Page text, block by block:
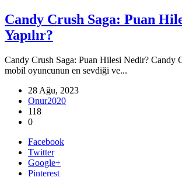
Candy Crush Saga: Puan
Yapılır?
Candy Crush Saga: Puan Hilesi Nedir? Candy
mobil oyuncunun en sevdiği ve...
28 Ağu, 2023
Onur2020
118
0
Facebook
Twitter
Google+
Pinterest